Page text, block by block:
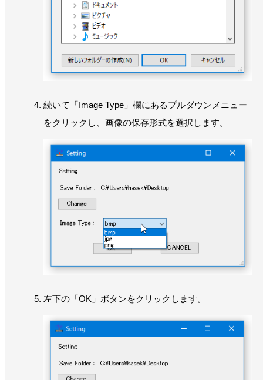
続いて「Image Type」欄にあるプルダウンメニュー
をクリックし、画像の保存形式を選択します。
左下の「OK」ボタンをクリックします。